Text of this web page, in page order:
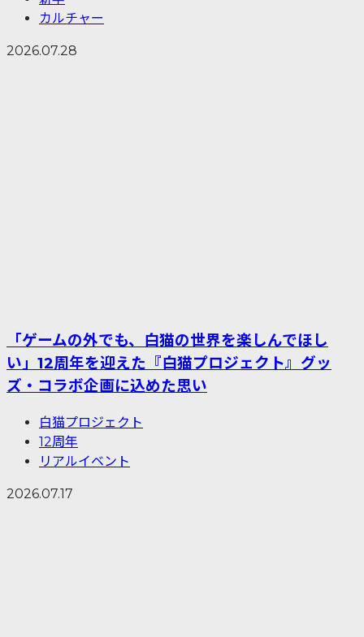
カルチャー
2026.07.28
「ゲームの外でも、白猫の世界を楽しんでほし
い」12周年を迎えた『白猫プロジェクト』グッ
ズ・コラボ企画に込めた思い
白猫プロジェクト
12周年
リアルイベント
2026.07.17